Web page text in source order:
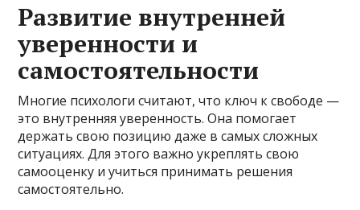
Развитие внутренней
уверенности и
самостоятельности
Многие психологи считают, что ключ к свободе —
это внутренняя уверенность. Она помогает
держать свою позицию даже в самых сложных
ситуациях. Для этого важно укреплять свою
самооценку и учиться принимать решения
самостоятельно.